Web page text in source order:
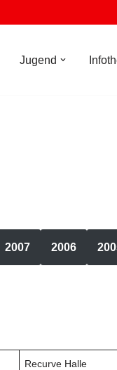
Jugend
2007 2006
Recurve Halle